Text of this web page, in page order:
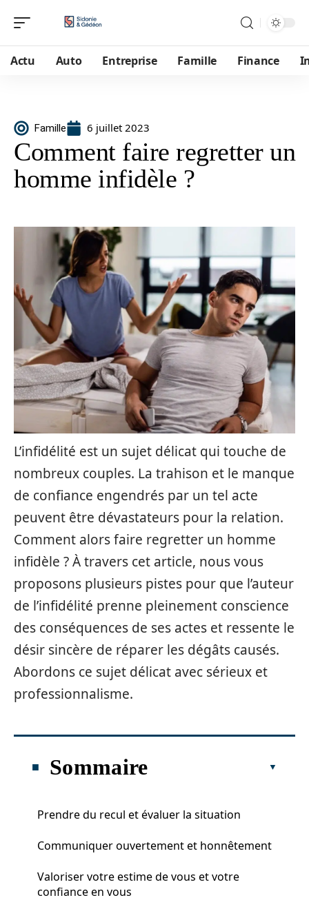
Actu Auto Entreprise Famille Finance
Famille 6 juillet 2023
Comment faire regretter un
homme infidèle ?
L’infidélité est un sujet délicat qui touche de
nombreux couples. La trahison et le manque
de confiance engendrés par un tel acte
peuvent être dévastateurs pour la relation.
Comment alors faire regretter un homme
infidèle ? À travers cet article, nous vous
proposons plusieurs pistes pour que l’auteur
de l’infidélité prenne pleinement conscience
des conséquences de ses actes et ressente le
désir sincère de réparer les dégâts causés.
Abordons ce sujet délicat avec sérieux et
professionnalisme.
Sommaire
Prendre du recul et évaluer la situation
Communiquer ouvertement et honnêtement
Valoriser votre estime de vous et votre
confiance en vous